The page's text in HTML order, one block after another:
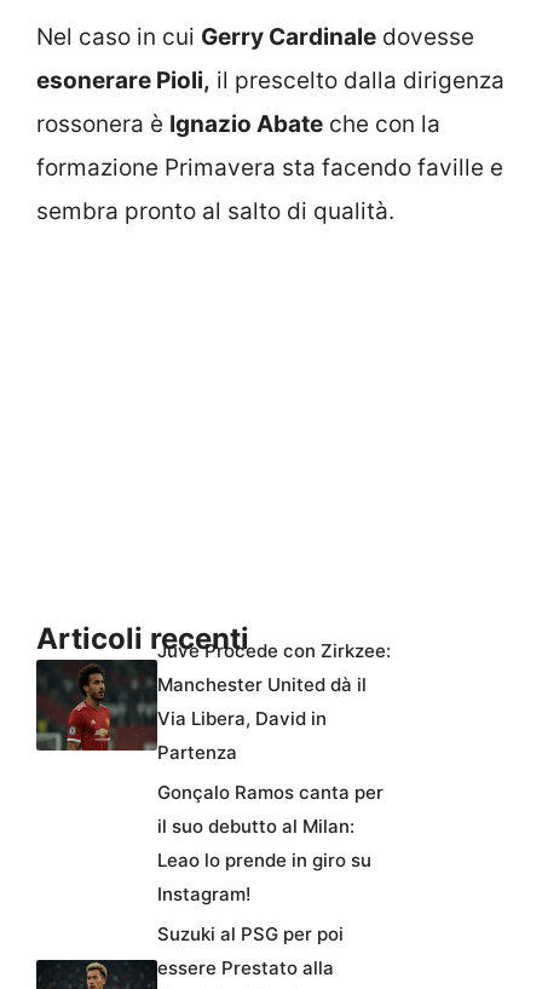
Nel caso in cui Gerry Cardinale dovesse
esonerare Pioli, il prescelto dalla dirigenza
rossonera è Ignazio Abate che con la
formazione Primavera sta facendo faville e
sembra pronto al salto di qualità.
Articoli recentiJuve Procede con Zirkzee:
Manchester United dà il
Via Libera, David in
Partenza
Gonçalo Ramos canta per
il suo debutto al Milan:
Leao lo prende in giro su
Instagram!
Suzuki al PSG per poi
essere Prestato alla